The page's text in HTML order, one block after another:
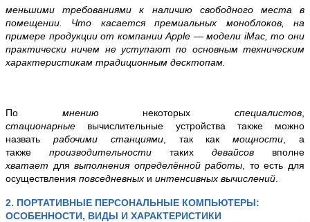
меньшими требованиями к наличию свободного места в
помещении. Что касается премиальных моноблоков, на
примере продукции от компании Apple — модели iMac, то они
практически ничем не уступают по основным техническим
характеристикам традиционным десктопам.
По мнению некоторыхспециалистов
стационарные вычислительные устройства также можно
назвать рабочими станциями, так какмощности , а
также
производительности таких девайсов вполне
хватает длявыполнения определённой работы , то есть для
осуществления повседневных и интенсивных вычислений
2. ПОРТАТИВНЫЕ ПЕРСОНАЛЬНЫЕ КОМПЬЮТЕРЫ:
ОСОБЕННОСТИ, ВИДЫ И ХАРАКТЕРИСТИКИ